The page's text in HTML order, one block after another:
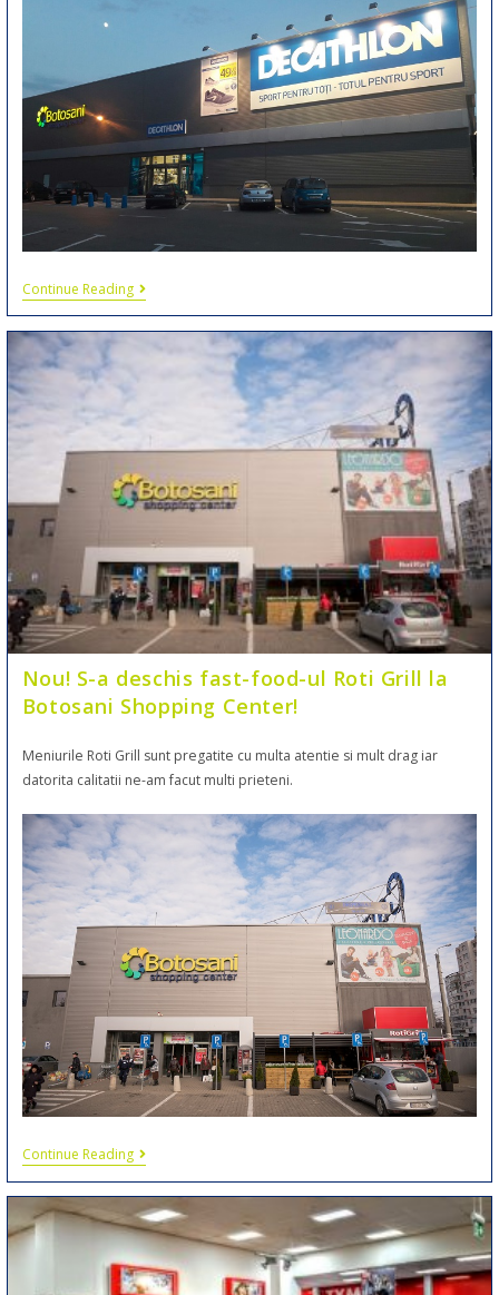
Continue Reading
Nou! S-a deschis fast-food-ul Roti Grill la
Botosani Shopping Center!
Meniurile Roti Grill sunt pregatite cu multa atentie si mult drag iar
datorita calitatii ne-am facut multi prieteni.
Continue Reading